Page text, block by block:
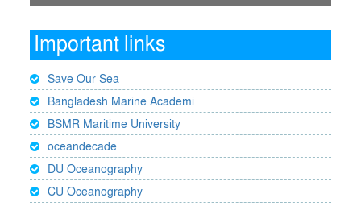
Important links
Save Our Sea
Bangladesh Marine Academi
BSMR Maritime University
oceandecade
DU Oceanography
CU Oceanography